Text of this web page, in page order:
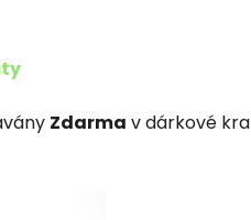
Zdarma v dárkové